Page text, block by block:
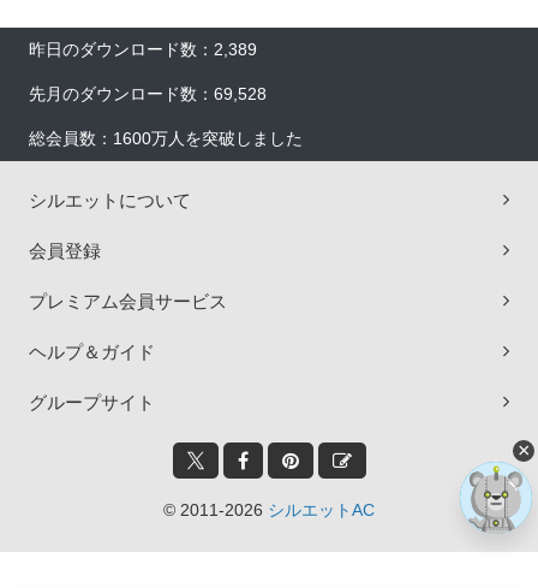
昨日のダウンロード数：2,389
先月のダウンロード数：69,528
総会員数：1600万人を突破しました
シルエットについて
会員登録
プレミアム会員サービス
ヘルプ＆ガイド
グループサイト
© 2011-2026 シルエットAC
×